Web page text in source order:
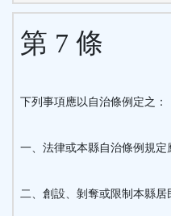
第 7 條
下列事項應以自治條例定之：
一、法律或本縣自治條例規定
二、創設、剝奪或限制本縣居